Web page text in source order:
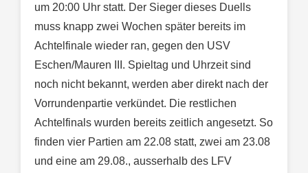
um 20:00 Uhr statt. Der Sieger dieses Duells
muss knapp zwei Wochen später bereits im
Achtelfinale wieder ran, gegen den USV
Eschen/Mauren III. Spieltag und Uhrzeit sind
noch nicht bekannt, werden aber direkt nach der
Vorrundenpartie verkündet. Die restlichen
Achtelfinals wurden bereits zeitlich angesetzt. So
finden vier Partien am 22.08 statt, zwei am 23.08
und eine am 29.08., ausserhalb des LFV